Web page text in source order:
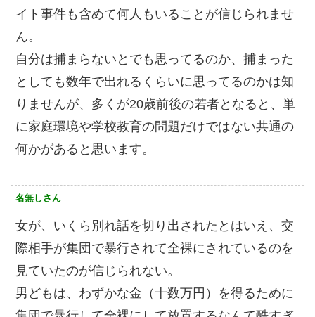
イト事件も含めて何人もいることが信じられませ
ん。
自分は捕まらないとでも思ってるのか、捕まった
としても数年で出れるくらいに思ってるのかは知
りませんが、多くが20歳前後の若者となると、単
に家庭環境や学校教育の問題だけではない共通の
何かがあると思います。
名無しさん
女が、いくら別れ話を切り出されたとはいえ、交
際相手が集団で暴行されて全裸にされているのを
見ていたのが信じられない。
男どもは、わずかな金（十数万円）を得るために